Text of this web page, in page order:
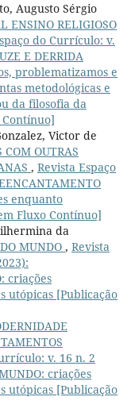
Augusto Sérgio
ENSINO RELIGIOSO
do Currículo: v.
E DERRIDA
problematizamos e
metodológicas e
da filosofia da
Victor de
COM OUTRAS
, Revista Espaço
enquanto
Fluxo Contínuo]
da
MUNDO , Revista
criações
utópicas [Publicação
v. 16 n. 2
criações
utópicas [Publicação